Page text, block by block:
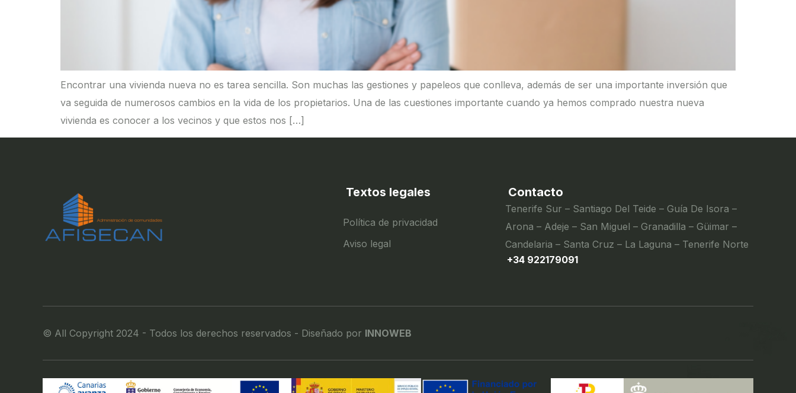
Encontrar una vivienda nueva no es tarea sencilla. Son muchas las gestiones y papeleos que conlleva, además de ser una importante inversión que
va seguida de numerosos cambios en la vida de los propietarios. Una de las cuestiones importante cuando ya hemos comprado nuestra nueva
vivienda es conocer a los vecinos y que estos nos […]
Textos legales
Política de privacidad
Aviso legal
Contacto
Tenerife Sur – Santiago Del Teide – Guía De Isora –
Arona – Adeje – San Miguel – Granadilla – Güimar –
Candelaria – Santa Cruz – La Laguna – Tenerife Norte
+34 922179091
© All Copyright 2024 - Todos los derechos reservados - Diseñado por INNOWEB